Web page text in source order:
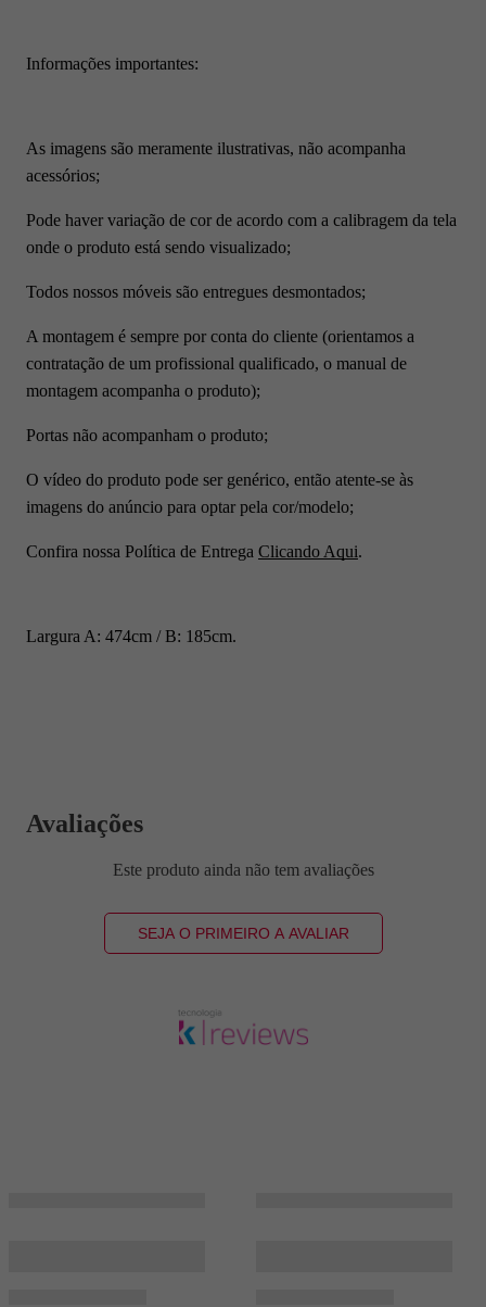
Informações importantes:
As imagens são meramente ilustrativas, não acompanha
acessórios;
Pode haver variação de cor de acordo com a calibragem da tela
onde o produto está sendo visualizado;
Todos nossos móveis são entregues desmontados;
A montagem é sempre por conta do cliente (orientamos a
contratação de um profissional qualificado, o manual de
montagem acompanha o produto);
Portas não acompanham o produto;
O vídeo do produto pode ser genérico, então atente-se às
imagens do anúncio para optar pela cor/modelo;
Confira nossa Política de Entrega Clicando Aqui.
Largura A: 474cm / B: 185cm.
Avaliações
Este produto ainda não tem avaliações
SEJA O PRIMEIRO A AVALIAR